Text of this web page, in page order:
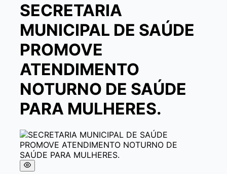
SECRETARIA
MUNICIPAL DE SAÚDE
PROMOVE
ATENDIMENTO
NOTURNO DE SAÚDE
PARA MULHERES.